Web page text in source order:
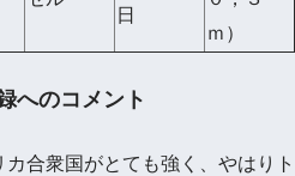
日
ｍ）
へのコメント
合衆国がとても強く、やはりト